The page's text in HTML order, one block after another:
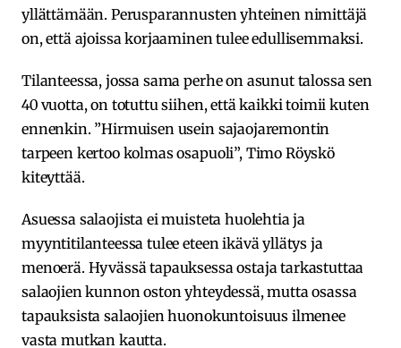
yllättämään. Perusparannusten yhteinen nimittäjä
on, että ajoissa korjaaminen tulee edullisemmaksi.
Tilanteessa, jossa sama perhe on asunut talossa sen
40 vuotta, on totuttu siihen, että kaikki toimii kuten
ennenkin. ”Hirmuisen usein sajaojaremontin
tarpeen kertoo kolmas osapuoli”, Timo Röyskö
kiteyttää.
Asuessa salaojista ei muisteta huolehtia ja
myyntitilanteessa tulee eteen ikävä yllätys ja
menoerä. Hyvässä tapauksessa ostaja tarkastuttaa
salaojien kunnon oston yhteydessä, mutta osassa
tapauksista salaojien huonokuntoisuus ilmenee
vasta mutkan kautta.